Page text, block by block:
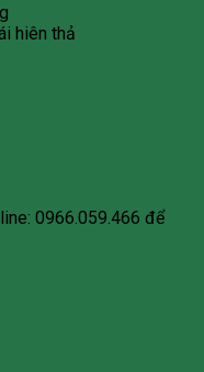
hiên thả
0966.059.466 để